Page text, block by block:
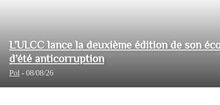
L’ULCC lance la deuxième édition de son
d’été anticorruption
Pol - 08/08/26